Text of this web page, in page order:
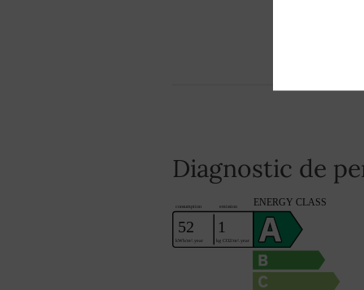
Diagnostic de